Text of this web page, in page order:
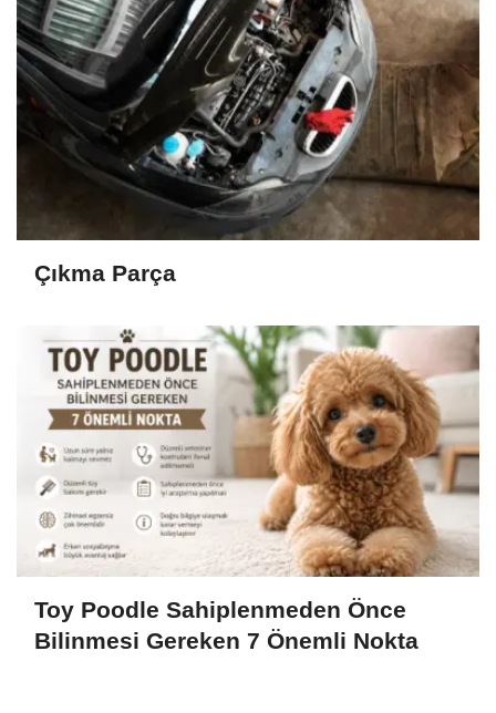
Çıkma Parça
Toy Poodle Sahiplenmeden Önce
Bilinmesi Gereken 7 Önemli Nokta